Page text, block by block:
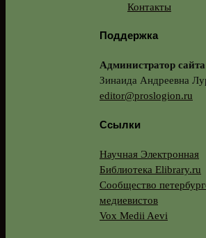
Контакты
Поддержка
Администратор
Зинаида Андреевна
editor@proslogion.ru
Ссылки
Научная Электронная
Библиотека Elibrary.ru
Сообщество
медиевистов
Vox Medii Aevi